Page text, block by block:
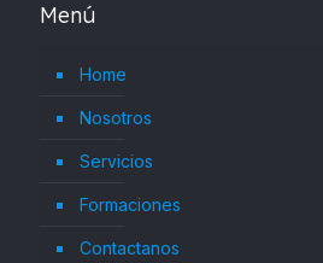
Menú
Home
Nosotros
Servicios
Formaciones
Contactanos